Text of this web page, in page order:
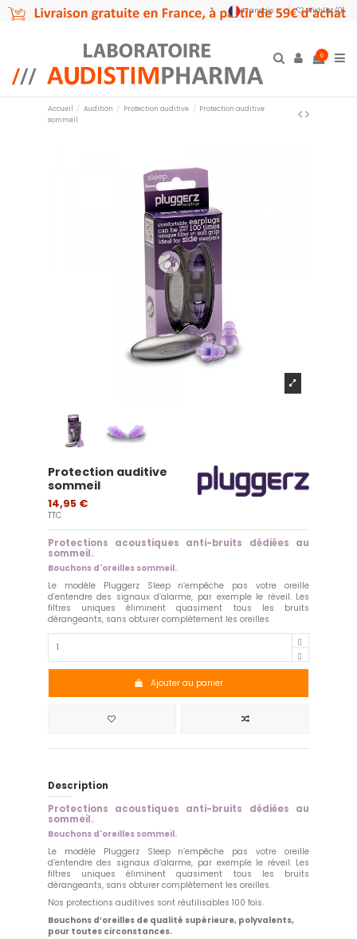
Français Wishlist (0)
0
Accueil Audition Protection auditive
Protection auditive
sommeil
Protection auditive
sommeil
14,95 €
TTC
Protections acoustiques anti-bruits dédiées au
sommeil.
Bouchons d'oreilles sommeil.
Le modèle Pluggerz Sleep n’empêche pas votre oreille
d’entendre des signaux d’alarme, par exemple le réveil. Les
filtres uniques éliminent quasiment tous les bruits
dérangeants, sans obturer complètement les oreilles.
Ajouter au panier
Description
Protections acoustiques anti-bruits dédiées au
sommeil.
Bouchons d'oreilles sommeil.
Le modèle Pluggerz Sleep n’empêche pas votre oreille
d’entendre des signaux d’alarme, par exemple le réveil. Les
filtres uniques éliminent quasiment tous les bruits
dérangeants, sans obturer complètement les oreilles.
Nos protections auditives sont réutilisables 100 fois.
Bouchons d’oreilles de qualité supérieure, polyvalents,
pour toutes circonstances.